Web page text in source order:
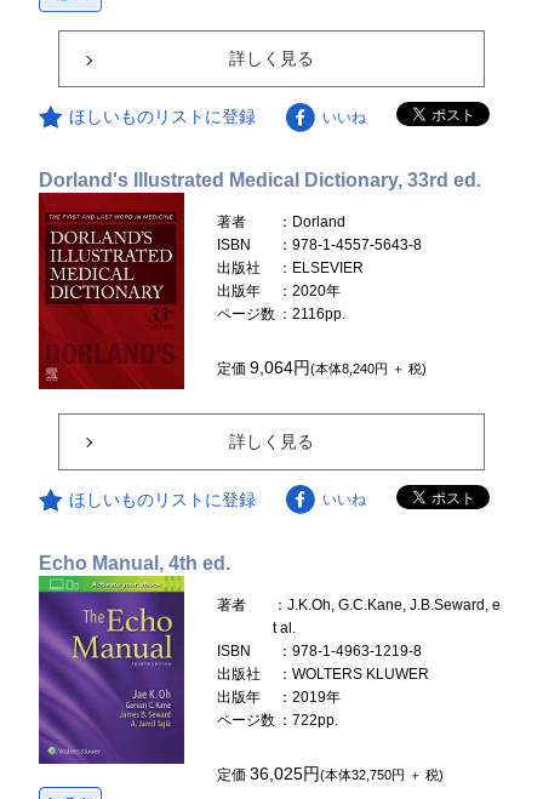
詳しく見る
ほしいものリストに登録 いいね
Dorland's Illustrated Medical Dictionary, 33rd ed.
著者
：Dorland
ISBN
：978-1-4557-5643-8
出版社
：ELSEVIER
出版年
：2020年
ページ数 ：2116pp.
定価9,064円(本体8,240円 ＋ 税)
詳しく見る
ほしいものリストに登録 いいね
Echo Manual, 4th ed.
著者
：J.K.Oh, G.C.Kane, J.B.Seward, e
t al.
ISBN
：978-1-4963-1219-8
出版社
：WOLTERS KLUWER
出版年
：2019年
ページ数 ：722pp.
定価36,025円(本体32,750円 ＋ 税)